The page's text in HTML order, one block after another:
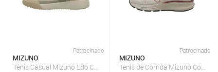
Patrocinado
MIZUNO
Tênis Casual Mizuno Edo Cross Masculino
Patrocinado
MIZUNO
Tênis de Corrida Mizuno Cool